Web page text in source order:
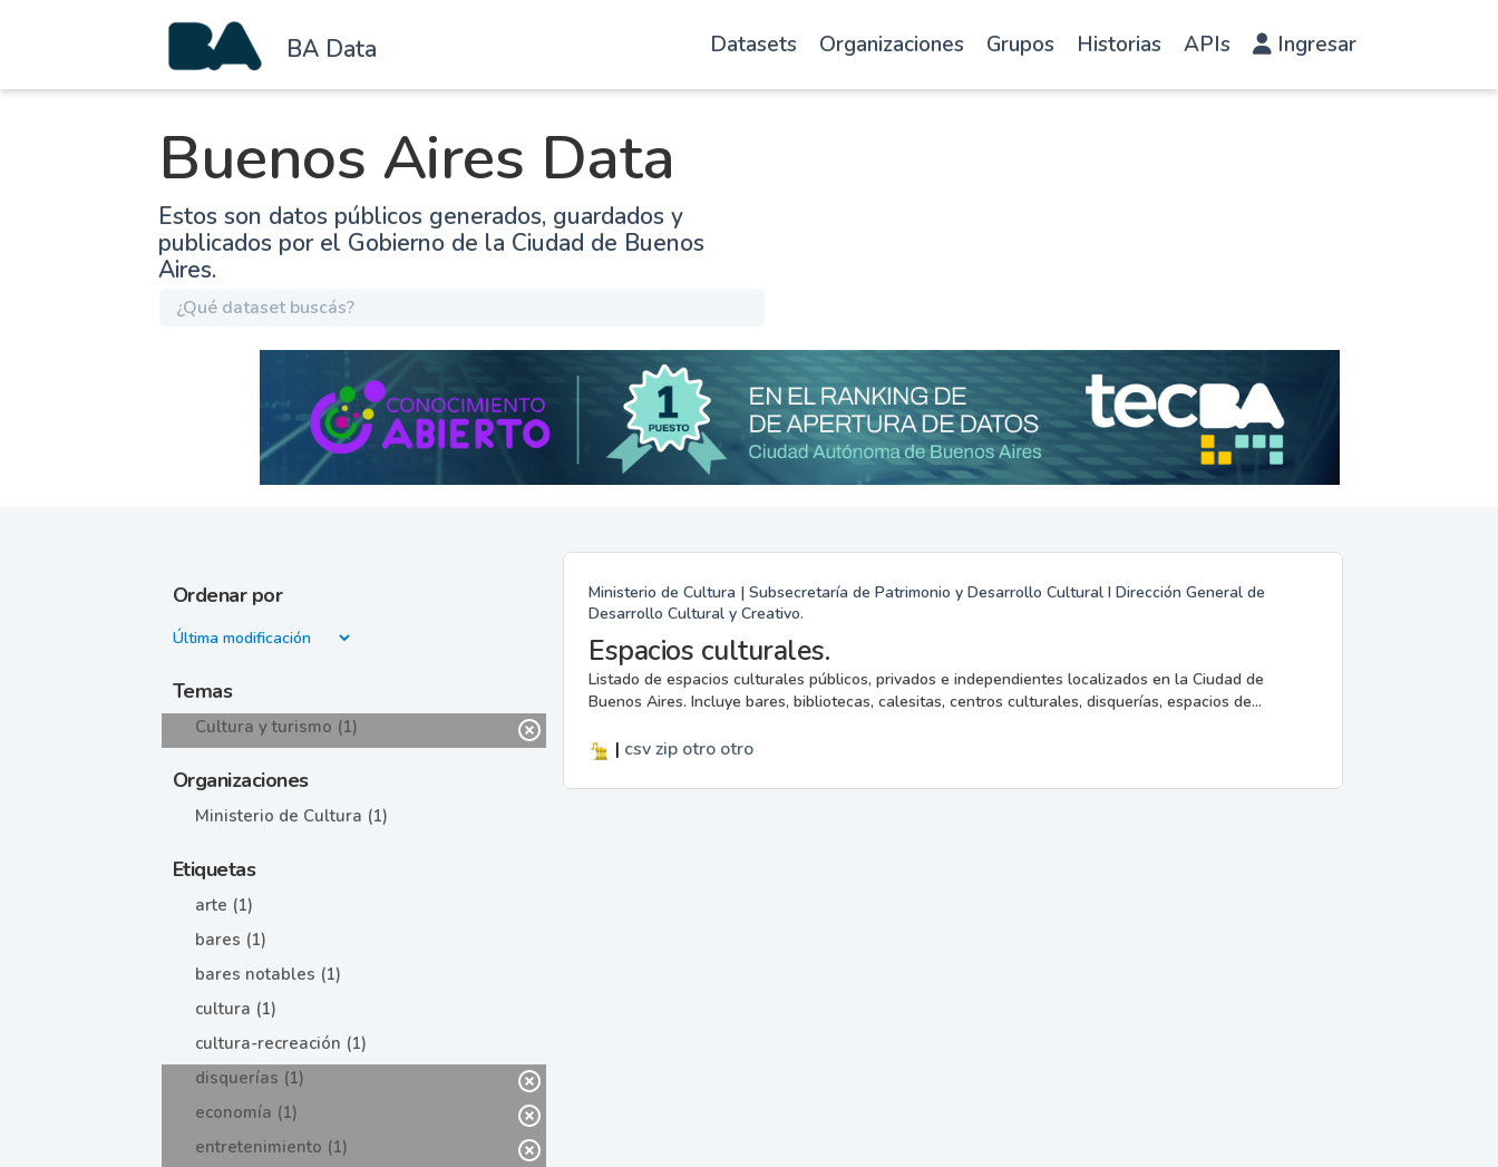
BA Data Datasets Organizaciones Grupos Historias APIs Ingresar
Buenos Aires Data
Estos son datos públicos generados, guardados y
publicados por el Gobierno de la Ciudad de Buenos
Aires.
Ordenar por
Temas
Cultura y turismo (1)
Organizaciones
Ministerio de Cultura (1)
Etiquetas
arte (1)
bares (1)
bares notables (1)
cultura (1)
cultura-recreación (1)
disquerías (1)
economía (1)
entretenimiento (1)
Ministerio de Cultura | Subsecretaría de Patrimonio y Desarrollo Cultural I Dirección General de
Desarrollo Cultural y Creativo.
Espacios culturales.
Listado de espacios culturales públicos, privados e independientes localizados en la Ciudad de
Buenos Aires. Incluye bares, bibliotecas, calesitas, centros culturales, disquerías, espacios de...
| csvzip otro otro